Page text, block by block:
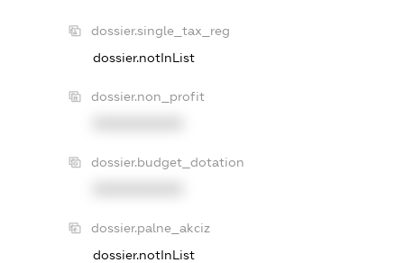
dossier.single_tax_reg
dossier.notInList
dossier.non_profit
dossier.budget_dotation
dossier.palne_akciz
dossier.notInList